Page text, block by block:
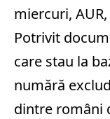
miercuri,
Potrivit
care stau la
numără
dintre români